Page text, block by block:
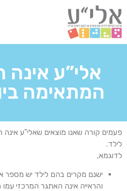
אלי”ע
המתאימה
פעמים קורה שאנו מוצאים שאלי”ע
לילד.
לדוגמא,
ישנם מקרים בהם לילד יש מספר
והראייה אינה האתגר המרכזי